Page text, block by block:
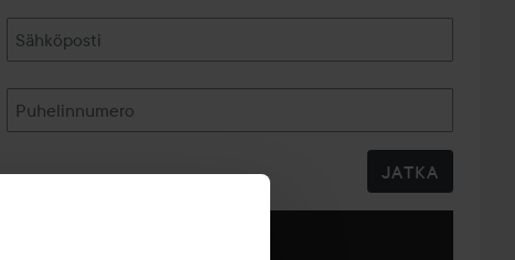
Sähköposti
Puhelinnumero
JATKA